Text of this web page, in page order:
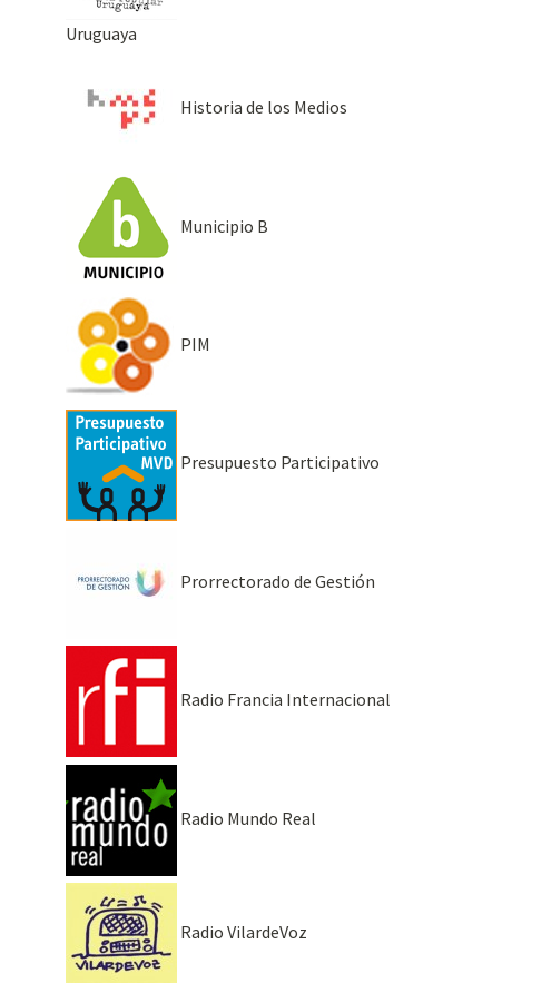
Uruguaya
Historia de los Medios
Municipio B
PIM
Presupuesto Participativo
Prorrectorado de Gestión
Radio Francia Internacional
Radio Mundo Real
Radio VilardeVoz